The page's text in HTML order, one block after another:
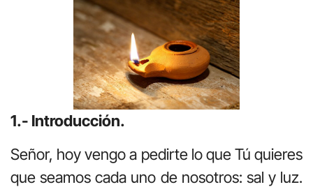
1.- Introducción.
Señor, hoy vengo a pedirte lo que Tú quieres
que seamos cada uno de nosotros: sal y luz.